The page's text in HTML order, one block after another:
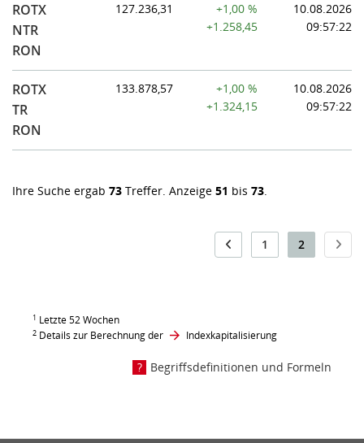
ROTX
NTR
RON
127.236,31
+1,00 %
+1.258,45
10.08.2026
09:57:22
ROTX
TR
RON
133.878,57
+1,00 %
+1.324,15
10.08.2026
09:57:22
Ihre Suche ergab 73 Treffer. Anzeige 51 bis 73.
1 2
1 Letzte 52 Wochen
2 Details zur Berechnung der Indexkapitalisierung
Begriffsdefinitionen und Formeln